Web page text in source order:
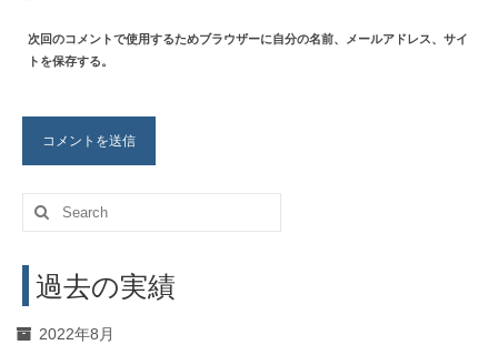
次回のコメントで使用するためブラウザーに自分の名前、メールアドレス、サイ
トを保存する。
Search
for:
過去の実績
2022年8月